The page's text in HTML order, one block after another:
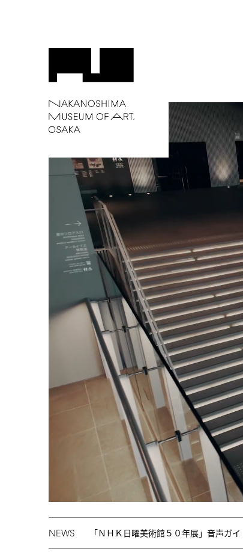
NEWS 「ＮＨＫ日曜美術館５０年展」音声ガ